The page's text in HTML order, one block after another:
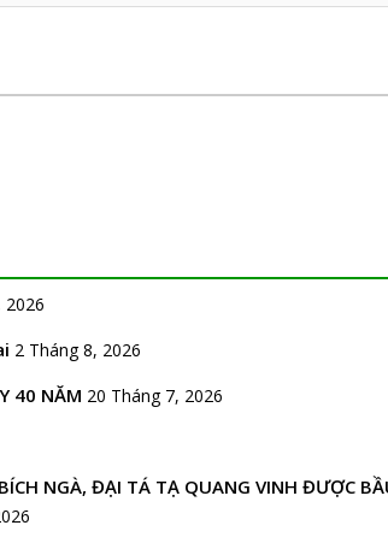
2026
2 Tháng 8, 2026
40 NĂM 20 Tháng 7, 2026
NGÀ, ĐẠI TÁ TẠ QUANG VINH ĐƯỢC